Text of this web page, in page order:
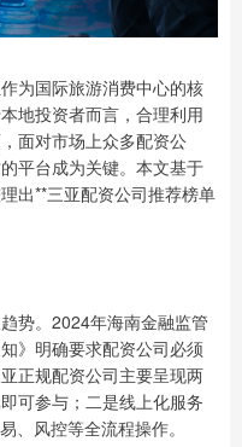
为国际旅游消费中心的核
地投资者而言，合理利用
面对市场上众多配资公
平台成为关键。本文基于
出**三亚配资公司推荐榜单
势。2024年海南金融监管
》明确要求配资公司必须
正规配资公司主要呈现两
可参与；二是线上化服务
、风控等全流程操作。